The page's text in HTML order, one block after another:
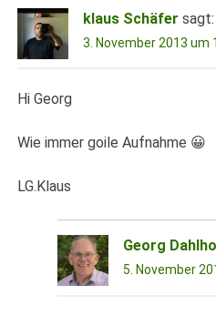
klaus Schäfer sagt:
3. November 2013 um
Hi Georg
Wie immer goile Aufnahme 😀
LG.Klaus
Georg
5. November